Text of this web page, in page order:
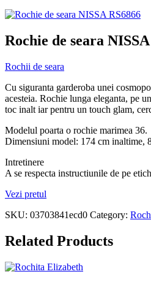
Rochie de seara
Rochii de seara
Cu siguranta garderoba unei
acesteia. Rochie lunga eleganta, pe
toc inalt iar pentru un touch glam,
Modelul poarta o rochie marimea 36.
Dimensiuni model: 174 cm inaltime,
Intretinere
A se respecta instructiunile de pe
Vezi pretul
SKU: 03703841ecd0 Category:
Related Products